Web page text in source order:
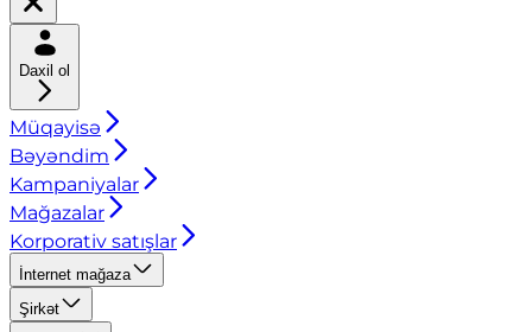
Daxil ol
Müqayisə
Bəyəndim
Kampaniyalar
Mağazalar
Korporativ satışlar
İnternet mağaza
Şirkət